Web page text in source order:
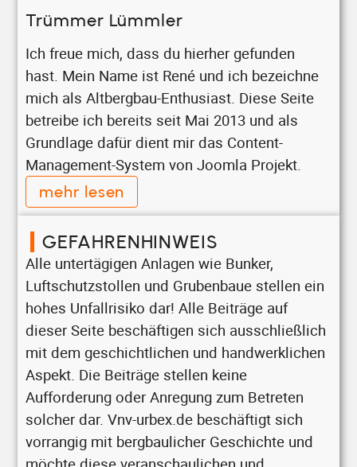
Trümmer Lümmler
Ich freue mich, dass du hierher gefunden
hast. Mein Name ist René und ich bezeichne
mich als Altbergbau-Enthusiast. Diese Seite
betreibe ich bereits seit Mai 2013 und als
Grundlage dafür dient mir das Content-
Management-System von Joomla Projekt.
mehr lesen
GEFAHRENHINWEIS
Alle untertägigen Anlagen wie Bunker,
Luftschutzstollen und Grubenbaue stellen ein
hohes Unfallrisiko dar! Alle Beiträge auf
dieser Seite beschäftigen sich ausschließlich
mit dem geschichtlichen und handwerklichen
Aspekt. Die Beiträge stellen keine
Aufforderung oder Anregung zum Betreten
solcher dar. Vnv-urbex.de beschäftigt sich
vorrangig mit bergbaulicher Geschichte und